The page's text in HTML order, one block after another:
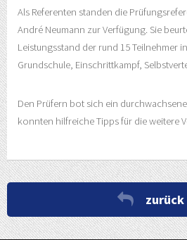
Als Referenten standen die
André Neumann zur Verfügung. Sie
Leistungsstand der rund 15 Teilnehmer
Grundschule, Einschrittkampf,
Den Prüfern bot sich ein
konnten hilfreiche Tipps für die weitere
zurück